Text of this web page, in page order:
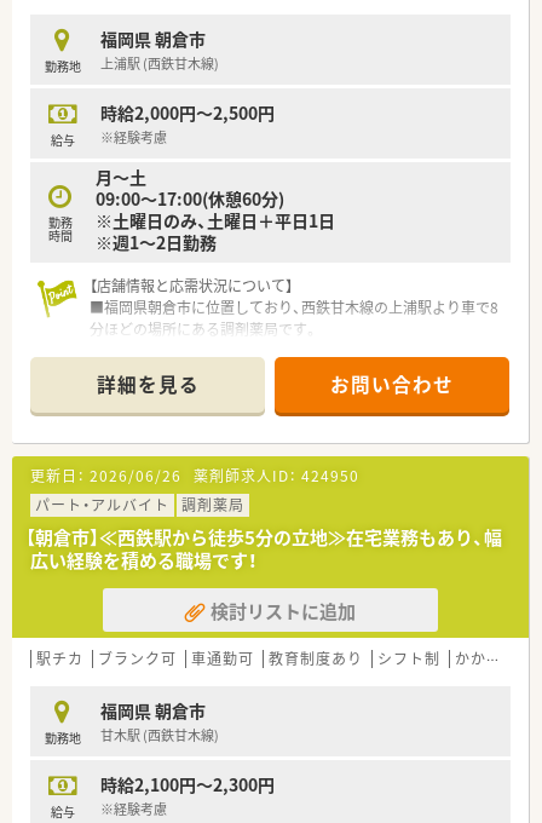
勤務地
福岡県 朝倉市
上浦駅 (西鉄甘木線)
給与
時給2,000円～2,500円
※経験考慮
勤務
時間
月～土
09:00～17:00(休憩60分)
※土曜日のみ、土曜日＋平日1日
※週1～2日勤務
【店舗情報と応需状況について】
■福岡県朝倉市に位置しており、西鉄甘木線の上浦駅より車で8
分ほどの場所にある調剤薬局です。
に応需している環境となっております。
■現在は常勤の薬剤師が2名在籍しており、互いに協力し合いな
がら日々の業務に取り組んでいます。
【募集背景と求める人物像について】
■欠員に伴う補充の募集を行っているため、即戦力として早期に
勤務を開始できる方を歓迎しています。
■調剤薬局での実務経験がある方を求めており、培ってきたスキ
ルを活かして活躍できる環境です。
■年齢は50代の方まで幅広く募集しており、地域医療への貢献
に意欲的な方を求めています。
【法人特徴について】
■朝倉市内に1店舗の調剤薬局を運営しており、地域に根差した
■代表自身も現役の薬剤師として店舗に勤務しており、現場の状
況や業務内容を深く理解しています。
■週休3日制の導入検討や子育て支援など、従業員が働きやすい
詳細を見る お問い合わせ
更新日： 2026/06/26 薬剤師求人ID： 424950
パート・アルバイト
調剤薬局
【朝倉市】≪西鉄駅から徒歩5分の立地≫在宅業務もあり、幅
広い経験を積める職場です！
検討リストに追加
駅チカ ブランク可 車通勤可 教育制度あり シフト制 かかりつけ薬剤師
勤務地
福岡県 朝倉市
甘木駅 (西鉄甘木線)
給与
時給2,100円～2,300円
※経験考慮